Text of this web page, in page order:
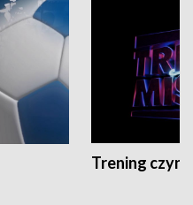
Trening czyni